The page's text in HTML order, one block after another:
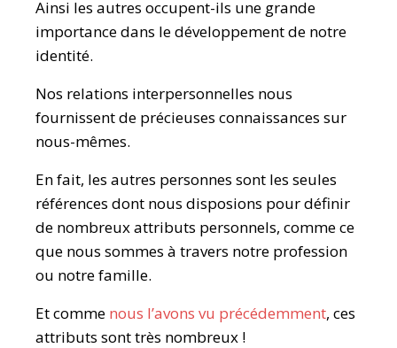
Ainsi les autres occupent-ils une grande
importance dans le développement de notre
identité.
Nos relations interpersonnelles nous
fournissent de précieuses connaissances sur
nous-mêmes.
En fait, les autres personnes sont les seules
références dont nous disposions pour définir
de nombreux attributs personnels, comme ce
que nous sommes à travers notre profession
ou notre famille.
Et comme nous l’avons vu précédemment, ces
attributs sont très nombreux !